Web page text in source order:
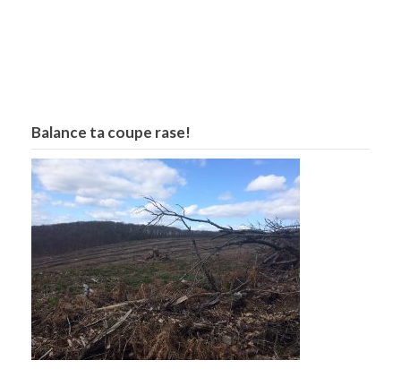
Balance ta coupe rase!